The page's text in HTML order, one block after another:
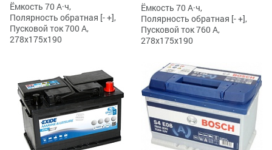
Ёмкость 70 А·ч,
Полярность обратная [- +],
Пусковой ток 700 А,
278x175x190
Ёмкость 70 А·ч,
Полярность обратная [- +],
Пусковой ток 760 А,
278x175x190